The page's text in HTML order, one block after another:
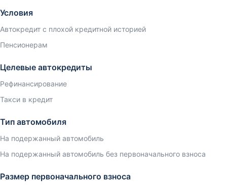
Условия
Автокредит с плохой кредитной историей
Пенсионерам
Целевые автокредиты
Рефинансирование
Такси в кредит
Тип автомобиля
На подержанный автомобиль
На подержанный автомобиль без первоначального взноса
Размер первоначального взноса